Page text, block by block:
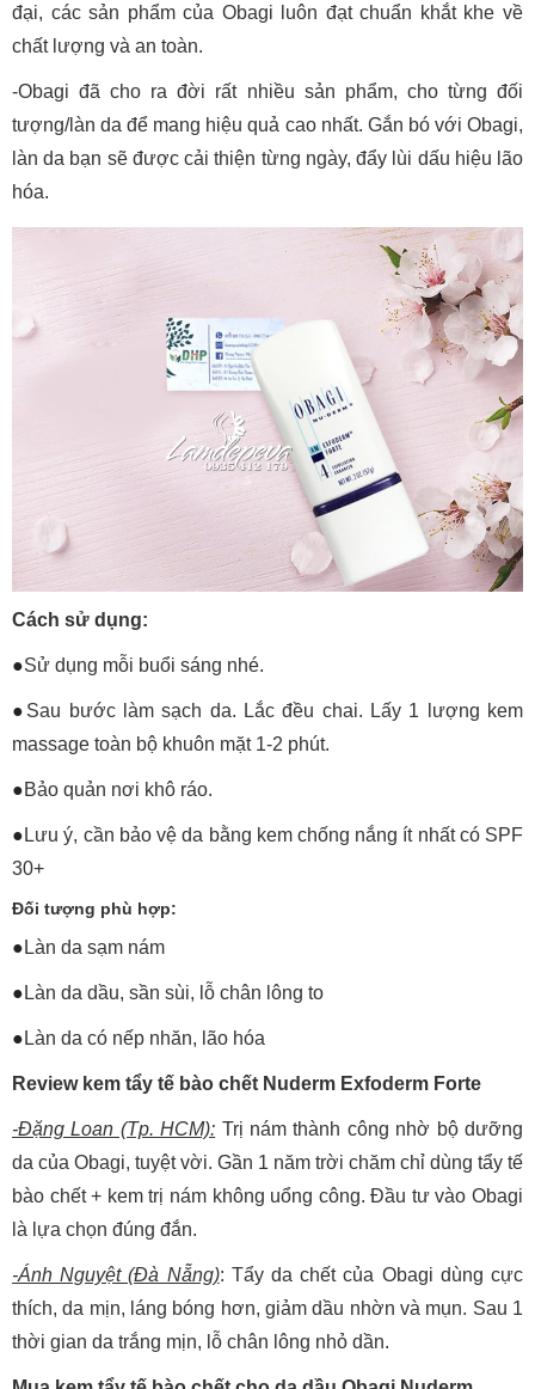
đại, các sản phẩm của Obagi luôn đạt chuẩn khắt khe về
chất lượng và an toàn.
-Obagi đã cho ra đời rất nhiều sản phẩm, cho từng đối
tượng/làn da để mang hiệu quả cao nhất. Gắn bó với Obagi,
làn da bạn sẽ được cải thiện từng ngày, đẩy lùi dấu hiệu lão
hóa.
Cách sử dụng:
●Sử dụng mỗi buổi sáng nhé.
● Sau bước làm sạch da. Lắc đều chai. Lấy 1 lượng kem
massage toàn bộ khuôn mặt 1-2 phút.
●Bảo quản nơi khô ráo.
●Lưu ý, cần bảo vệ da bằng kem chống nắng ít nhất có SPF
30+
Đối tượng phù hợp:
●Làn da sạm nám
●Làn da dầu, sần sùi, lỗ chân lông to
●Làn da có nếp nhăn, lão hóa
Review kem tẩy tế bào chết Nuderm Exfoderm Forte
-Đặng Loan (Tp. HCM): Trị nám thành công nhờ bộ dưỡng
da của Obagi, tuyệt vời. Gần 1 năm trời chăm chỉ dùng tẩy tế
bào chết + kem trị nám không uổng công. Đầu tư vào Obagi
là lựa chọn đúng đắn.
-Ánh Nguyệt (Đà Nẵng): Tẩy da chết của Obagi dùng cực
thích, da mịn, láng bóng hơn, giảm dầu nhờn và mụn. Sau 1
thời gian da trắng mịn, lỗ chân lông nhỏ dần.